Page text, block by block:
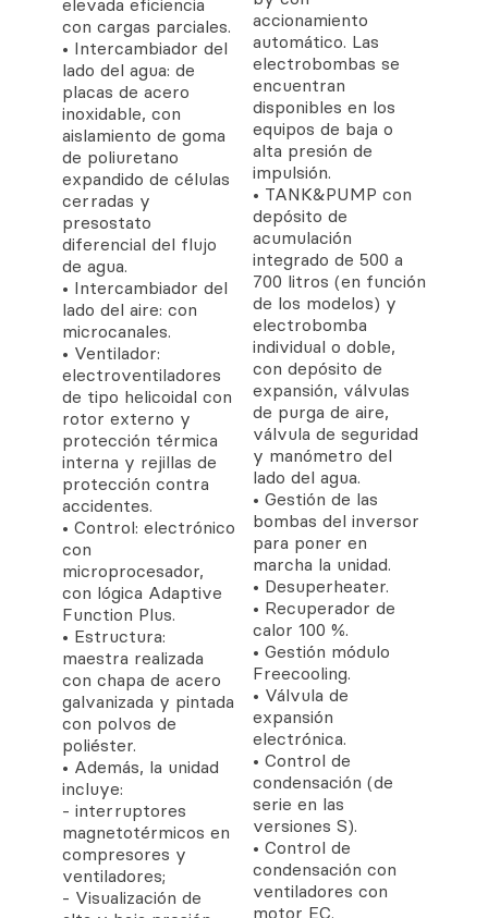
con cargas parciales.
• Intercambiador del
lado del agua: de
placas de acero
inoxidable, con
aislamiento de goma
de poliuretano
expandido de células
cerradas y
presostato
diferencial del flujo
de agua.
• Intercambiador del
lado del aire: con
microcanales.
• Ventilador:
electroventiladores
de tipo helicoidal con
rotor externo y
protección térmica
interna y rejillas de
protección contra
accidentes.
• Control: electrónico
con
microprocesador,
con lógica Adaptive
Function Plus.
• Estructura:
maestra realizada
con chapa de acero
galvanizada y pintada
con polvos de
poliéster.
• Además, la unidad
incluye:
- interruptores
magnetotérmicos en
compresores y
ventiladores;
- Visualización de
accionamiento
automático. Las
electrobombas se
encuentran
disponibles en los
equipos de baja o
alta presión de
impulsión.
• TANK&PUMP con
depósito de
acumulación
integrado de 500 a
700 litros (en función
de los modelos) y
electrobomba
individual o doble,
con depósito de
expansión, válvulas
de purga de aire,
válvula de seguridad
y manómetro del
lado del agua.
• Gestión de las
bombas del inversor
para poner en
marcha la unidad.
• Desuperheater.
• Recuperador de
calor 100 %.
• Gestión módulo
Freecooling.
• Válvula de
expansión
electrónica.
• Control de
condensación (de
serie en las
versiones S).
• Control de
condensación con
ventiladores con
motor EC.